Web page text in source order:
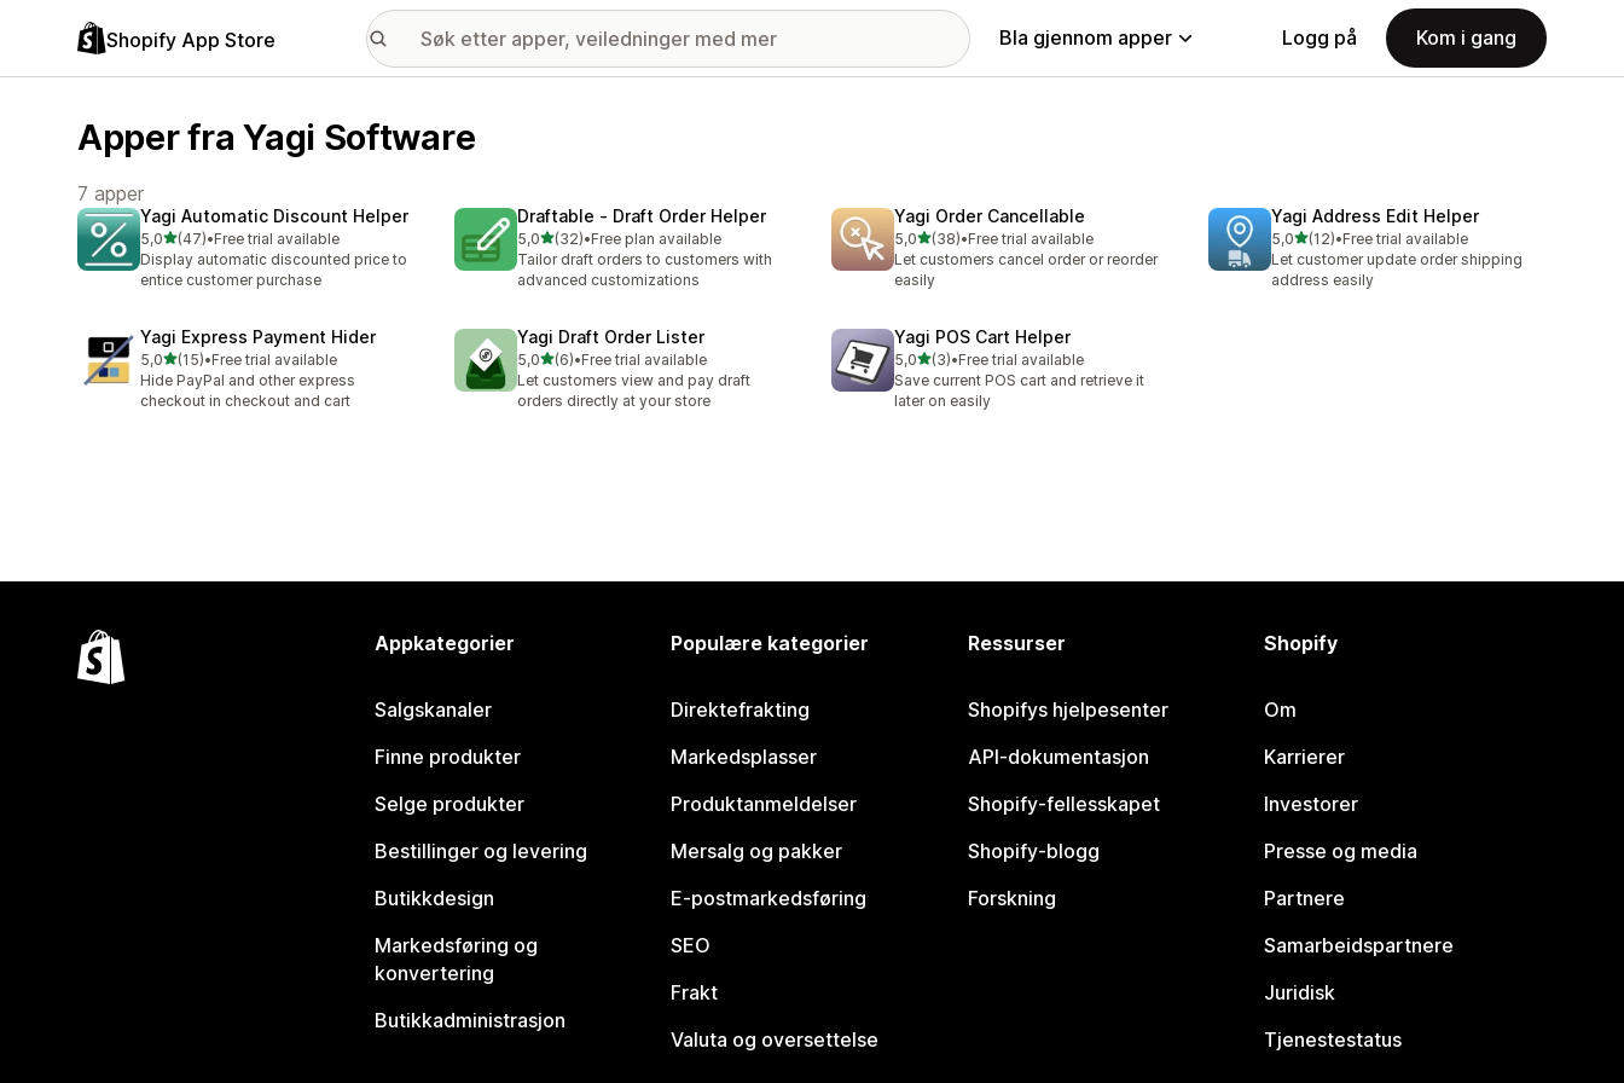
Shopify App Store Bla gjennom apper Logg på Kom i gang
Apper fra Yagi Software
7 apper
Yagi Automatic Discount Helper
5,0av 5 stjerner
(47)
Totalt 47 omtaler
•Free trial available
Display automatic discounted price to
entice customer purchase
Draftable ‑ Draft Order Helper
5,0av 5 stjerner
(32)
Totalt 32 omtaler
•Free plan available
Tailor draft orders to customers with
advanced customizations
Yagi Order Cancellable
5,0av 5 stjerner
(38)
Totalt 38 omtaler
•Free trial available
Let customers cancel order or reorder
easily
Yagi Address Edit Helper
5,0av 5 stjerner
(12)
Totalt 12 omtaler
•Free trial available
Let customer update order shipping
address easily
Yagi Express Payment Hider
5,0av 5 stjerner
(15)
Totalt 15 omtaler
•Free trial available
Hide PayPal and other express
checkout in checkout and cart
Yagi Draft Order Lister
5,0av 5 stjerner
(6)
Totalt 6 omtaler
•Free trial available
Let customers view and pay draft
orders directly at your store
Yagi POS Cart Helper
5,0av 5 stjerner
(3)
Totalt 3 omtaler
•Free trial available
Save current POS cart and retrieve it
later on easily
Appkategorier
Salgskanaler
Finne produkter
Selge produkter
Bestillinger og levering
Butikkdesign
Markedsføring og
konvertering
Butikkadministrasjon
Populære kategorier
Direktefrakting
Markedsplasser
Produktanmeldelser
Mersalg og pakker
E-postmarkedsføring
SEO
Frakt
Valuta og oversettelse
Ressurser
Shopifys hjelpesenter
API-dokumentasjon
Shopify-fellesskapet
Shopify-blogg
Forskning
Shopify
Om
Karrierer
Investorer
Presse og media
Partnere
Samarbeidspartnere
Juridisk
Tjenestestatus